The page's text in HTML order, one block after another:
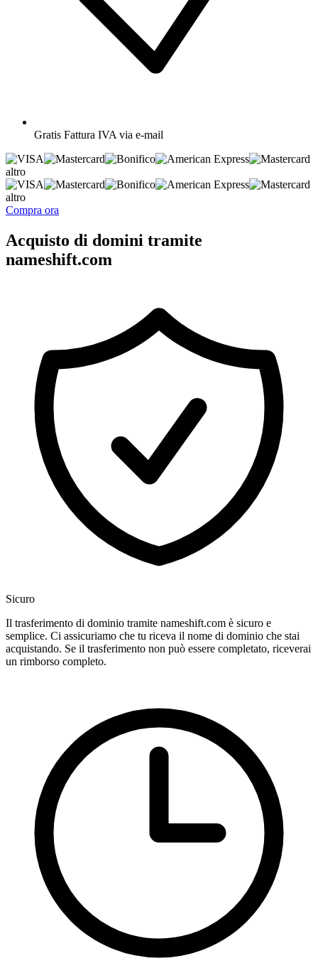
Gratis Fattura IVA via e-mail
altro
altro
Compra ora
Acquisto di domini tramite
nameshift.com
Sicuro
Il trasferimento di dominio tramite nameshift.com è sicuro e
semplice. Ci assicuriamo che tu riceva il nome di dominio che stai
acquistando. Se il trasferimento non può essere completato, riceverai
un rimborso completo.